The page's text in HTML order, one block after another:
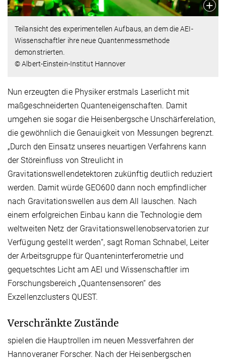
Teilansicht des experimentellen Aufbaus, an dem die AEI-
Wissenschaftler ihre neue Quantenmessmethode
demonstrierten.
© Albert-Einstein-Institut Hannover
Nun erzeugten die Physiker erstmals Laserlicht mit
maßgeschneiderten Quanteneigenschaften. Damit
umgehen sie sogar die Heisenbergsche Unschärferelation,
die gewöhnlich die Genauigkeit von Messungen begrenzt.
„Durch den Einsatz unseres neuartigen Verfahrens kann
der Störeinfluss von Streulicht in
Gravitationswellendetektoren zukünftig deutlich reduziert
werden. Damit würde GEO600 dann noch empfindlicher
nach Gravitationswellen aus dem All lauschen. Nach
einem erfolgreichen Einbau kann die Technologie dem
weltweiten Netz der Gravitationswellenobservatorien zur
Verfügung gestellt werden“, sagt Roman Schnabel, Leiter
der Arbeitsgruppe für Quanteninterferometrie und
gequetschtes Licht am AEI und Wissenschaftler im
Forschungsbereich „Quantensensoren“ des
Exzellenzclusters QUEST.
Verschränkte Zustände
spielen die Hauptrollen im neuen Messverfahren der
Hannoveraner Forscher. Nach der Heisenbergschen